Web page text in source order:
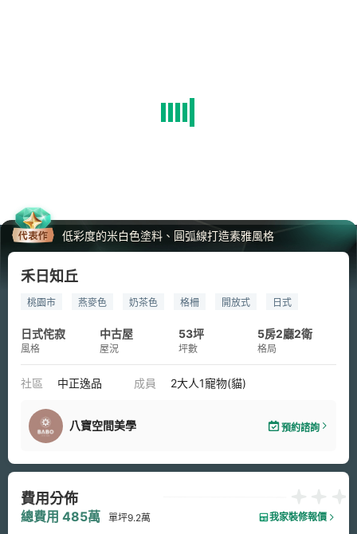
低彩度的米白色塗料、圓弧線打造素雅風格
禾日知丘
桃園市 燕麥色 奶茶色 格柵 開放式
日式
油漆
六角磚
木紋磚
石英磚
鐵件 灰鏡 灰玻 木作貼皮
烤漆
系統板材
磁磚 水泥 人造石 軌道燈
噴漆
日式侘寂
風格
中古屋
屋況
53坪
坪數
5房2廳2衛
格局
社區 中正逸品 成員 2大人1寵物(貓)
八寶空間美學 預約諮詢
費用分佈
總費用 485萬 單坪9.2萬 我家裝修報價